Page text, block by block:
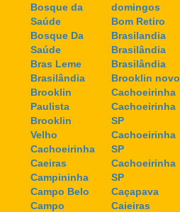
Bosque da
Saúde
Bosque Da
Saúde
Bras Leme
Brasilândia
Brooklin
Paulista
Brooklin
Velho
Cachoeirinha
Caeiras
Campininha
Campo Belo
Campo
domingos
Bom Retiro
Brasilandia
Brasilândia
Brasilândia
Brooklin novo
Cachoeirinha
Cachoeirinha
SP
Cachoeirinha
SP
Cachoeirinha
SP
Caçapava
Caieiras